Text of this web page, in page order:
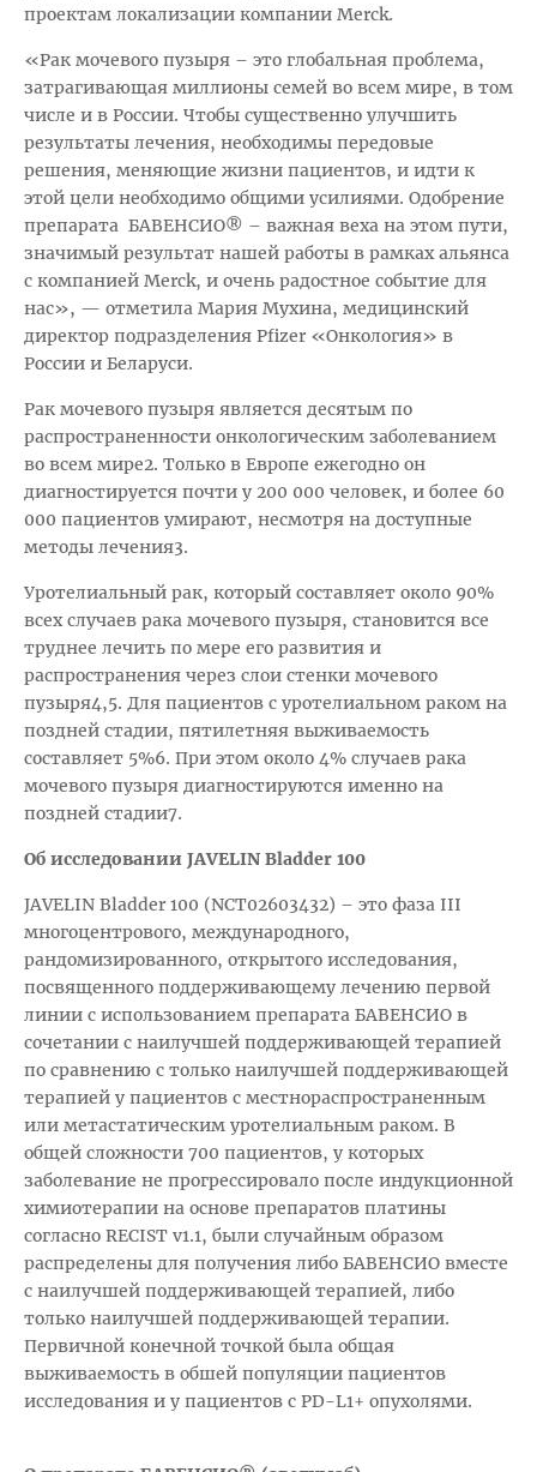
проектам локализации компании Merck.
«Рак мочевого пузыря – это глобальная проблема,
затрагивающая миллионы семей во всем мире, в том
числе и в России. Чтобы существенно улучшить
результаты лечения, необходимы передовые
решения, меняющие жизни пациентов, и идти к
этой цели необходимо общими усилиями. Одобрение
препарата БАВЕНСИО® – важная веха на этом пути,
значимый результат нашей работы в рамках альянса
с компанией Merck, и очень радостное событие для
нас», — отметила Мария Мухина, медицинский
директор подразделения Pfizer «Онкология» в
России и Беларуси.
Рак мочевого пузыря является десятым по
распространенности онкологическим заболеванием
во всем мире2. Только в Европе ежегодно он
диагностируется почти у 200 000 человек, и более 60
000 пациентов умирают, несмотря на доступные
методы лечения3.
Уротелиальный рак, который составляет около 90%
всех случаев рака мочевого пузыря, становится все
труднее лечить по мере его развития и
распространения через слои стенки мочевого
пузыря4,5. Для пациентов с уротелиальном раком на
поздней стадии, пятилетняя выживаемость
составляет 5%6. При этом около 4% случаев рака
мочевого пузыря диагностируются именно на
поздней стадии7.
Об исследовании JAVELIN Bladder 100
JAVELIN Bladder 100 (NCT02603432) – это фаза III
многоцентрового, международного,
рандомизированного, открытого исследования,
посвященного поддерживающему лечению первой
линии с использованием препарата БАВЕНСИО в
сочетании с наилучшей поддерживающей терапией
по сравнению с только наилучшей поддерживающей
терапией у пациентов с местнораспространенным
или метастатическим уротелиальным раком. В
общей сложности 700 пациентов, у которых
заболевание не прогрессировало после индукционной
химиотерапии на основе препаратов платины
согласно RECIST v1.1, были случайным образом
распределены для получения либо БАВЕНСИО вместе
с наилучшей поддерживающей терапией, либо
только наилучшей поддерживающей терапии.
Первичной конечной точкой была общая
выживаемость в обшей популяции пациентов
исследования и у пациентов с PD-L1+ опухолями.